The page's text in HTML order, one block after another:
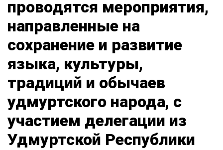
проводятся мероприятия,
направленные на
сохранение и развитие
языка, культуры,
традиций и обычаев
удмуртского народа, с
участием делегации из
Удмуртской Республики